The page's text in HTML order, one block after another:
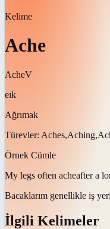
Kelime
Ache
AcheV
eɪk
Ağrımak
Türevler:
Örnek Cümle
My legs often acheafter a
Bacaklarım genellikle iş
İlgili Kelimeler